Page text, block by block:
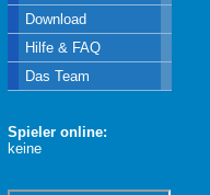
Download
Hilfe & FAQ
Das Team
Spieler online:
keine